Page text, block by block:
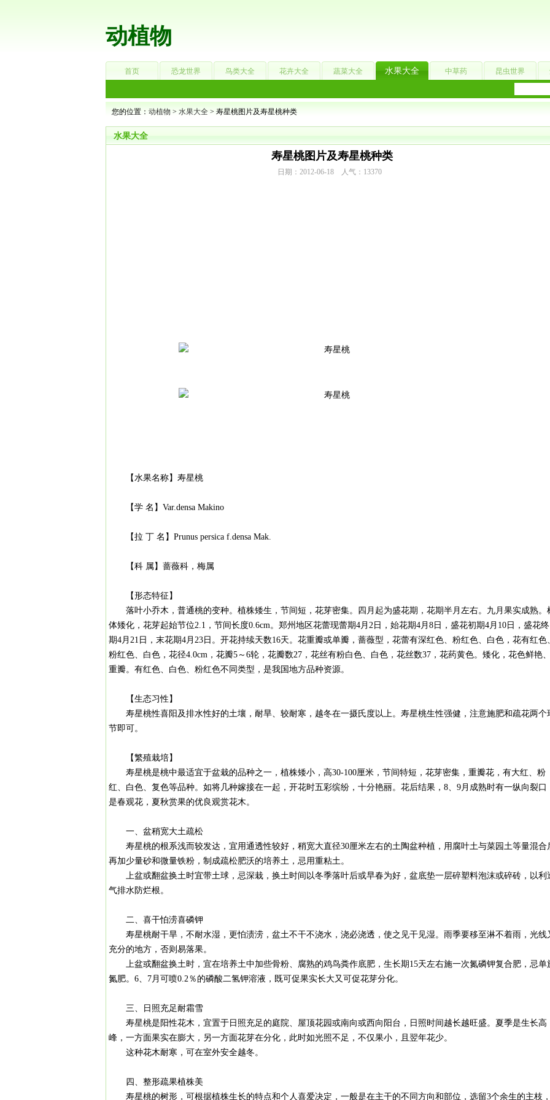
动植物
首页 恐龙世界 鸟类大全 花卉大全 蔬菜大全 水果大全 中草药 昆虫世界
您的位置： 动植物 > 水果大全 > 寿星桃图片及寿星桃种类
水果大全
寿星桃图片及寿星桃种类
日期：2012-06-18 人气：13370
【水果名称】寿星桃
【学 名】Var.densa Makino
【拉 丁 名】Prunus persica f.densa Mak.
【科 属】蔷薇科，梅属
【形态特征】
落叶小乔木，普通桃的变种。植株矮生，节间短，花芽密集。四月起为盛花期，花期半月左右。九月果实成熟。
体矮化，花芽起始节位2.1，节间长度0.6cm。郑州地区花蕾现蕾期4月2日，始花期4月8日，盛花初期4月10日，盛花终
期4月21日，末花期4月23日。开花持续天数16天。花重瓣或单瓣，蔷薇型，花蕾有深红色、粉红色、白色，花有红色
粉红色、白色，花径4.0cm，花瓣5～6轮，花瓣数27，花丝有粉白色、白色，花丝数37，花药黄色。矮化，花色鲜艳、
重瓣。有红色、白色、粉红色不同类型，是我国地方品种资源。
【生态习性】
寿星桃性喜阳及排水性好的土壤，耐旱、较耐寒，越冬在一摄氏度以上。寿星桃生性强健，注意施肥和疏花两个
节即可。
【繁殖栽培】
寿星桃是桃中最适宜于盆栽的品种之一，植株矮小，高30-100厘米，节间特短，花芽密集，重瓣花，有大红、粉
红、白色、复色等品种。如将几种嫁接在一起，开花时五彩缤纷，十分艳丽。花后结果，8、9月成熟时有一纵向裂口
是春观花，夏秋赏果的优良观赏花木。
一、盆稍宽大土疏松
寿星桃的根系浅而较发达，宜用通透性较好，稍宽大直径30厘米左右的土陶盆种植，用腐叶土与菜园土等量混合
再加少量砂和微量铁粉，制成疏松肥沃的培养土，忌用重粘土。
上盆或翻盆换土时宜带土球，忌深栽，换土时间以冬季落叶后或早春为好，盆底垫一层碎塑料泡沫或碎砖，以利
气排水防烂根。
二、喜干怕涝喜磷钾
寿星桃耐干旱，不耐水湿，更怕渍涝，盆土不干不浇水，浇必浇透，使之见干见湿。雨季要移至淋不着雨，光线
充分的地方，否则易落果。
上盆或翻盆换土时，宜在培养土中加些骨粉、腐熟的鸡鸟粪作底肥，生长期15天左右施一次氮磷钾复合肥，忌单
氮肥。6、7月可喷0.2％的磷酸二氢钾溶液，既可促果实长大又可促花芽分化。
三、日照充足耐霜雪
寿星桃是阳性花木，宜置于日照充足的庭院、屋顶花园或南向或西向阳台，日照时间越长越旺盛。夏季是生长高
峰，一方面果实在膨大，另一方面花芽在分化，此时如光照不足，不仅果小，且翌年花少。
这种花木耐寒，可在室外安全越冬。
四、整形疏果植株美
寿星桃的树形，可根据植株生长的特点和个人喜爱决定，一般是在主干的不同方向和部位，选留3个余生的主枝，